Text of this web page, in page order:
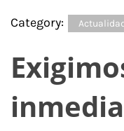
Category: